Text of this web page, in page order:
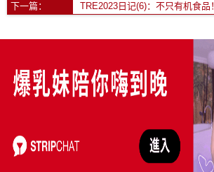
下一篇：